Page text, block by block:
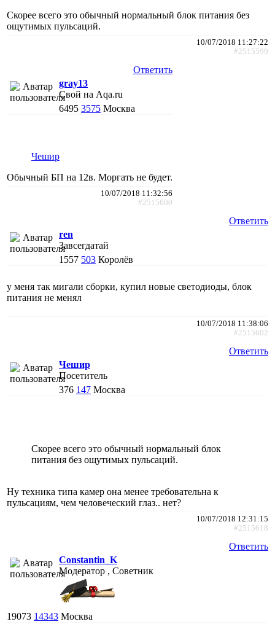
Скорее всего это обычный нормальный блок питания без
ощутимых пульсаций.
10/07/2018 11:27:22
#2515599
Ответить
gray13
Свой на Aqa.ru
6495 3575 Москва
Чешир
Обычный БП на 12в. Моргать не будет.
10/07/2018 11:32:56
#2515600
Ответить
ren
Завсегдатай
1557 503 Королёв
у меня так мигали сборки, купил новые светодиоды, блок
питания не менял
10/07/2018 11:38:06
#2515602
Ответить
Чешир
Посетитель
376 147 Москва
Скорее всего это обычный нормальный блок
питания без ощутимых пульсаций.
Ну техника типа камер она менее требовательна к
пульсациям, чем человеческий глаз.. нет?
10/07/2018 12:31:15
#2515618
Ответить
Constantin_K
Модератор , Советник
19073 14343 Москва